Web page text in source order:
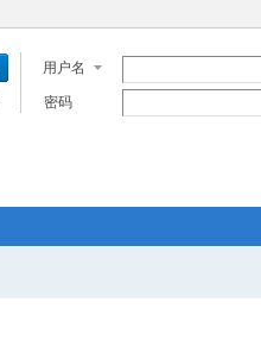
用户名
密码